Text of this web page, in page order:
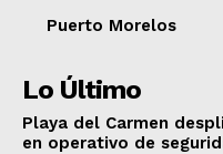
Puerto Morelos
Lo Último
Playa del Carmen
en operativo de